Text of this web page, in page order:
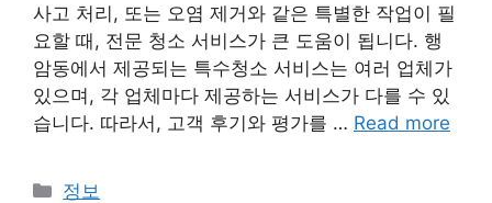
사고 처리, 또는 오염 제거와 같은 특별한 작업이 필
요할 때, 전문 청소 서비스가 큰 도움이 됩니다. 행
암동에서 제공되는 특수청소 서비스는 여러 업체가
있으며, 각 업체마다 제공하는 서비스가 다를 수 있
습니다. 따라서, 고객 후기와 평가를 … Read more
Categories
정보